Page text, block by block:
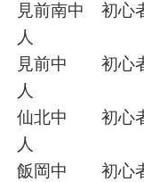
見前南中 初心
人
見前中 初心者
人
仙北中 初心者
人
飯岡中 初心者